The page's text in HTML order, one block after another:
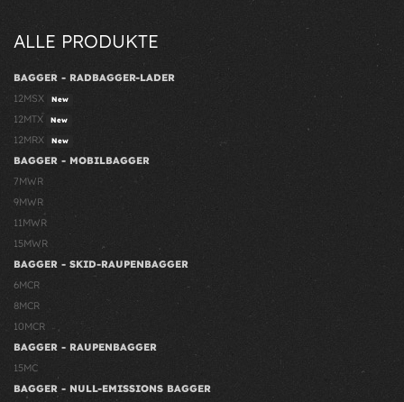
ALLE PRODUKTE
BAGGER - RADBAGGER-LADER
12MSX
New
12MTX New
12MRX New
BAGGER - MOBILBAGGER
7MWR
9MWR
11MWR
15MWR
BAGGER - SKID-RAUPENBAGGER
6MCR
8MCR
10MCR
BAGGER - RAUPENBAGGER
15MC
BAGGER - NULL-EMISSIONS BAGGER